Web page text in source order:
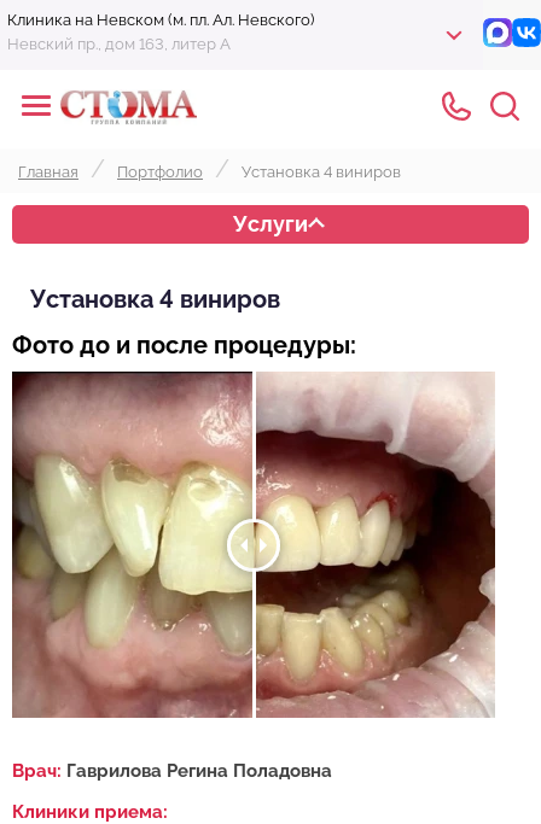
Клиника на Невском (м. пл. Ал. Невского)
Невский пр., дом 163, литер А
Главная Портфолио Установка 4 виниров
Услуги
Установка 4 виниров
Фото до и после процедуры:
Врач: Гаврилова Регина Поладовна
Клиники приема: